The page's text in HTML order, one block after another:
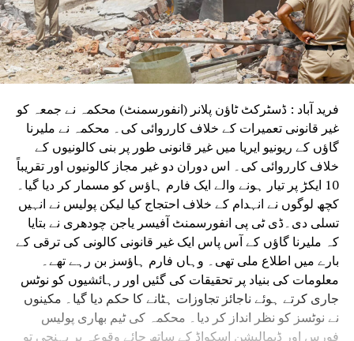
فرید آباد : ڈسٹرکٹ ٹاؤن پلانر (انفورسمنٹ) محکمہ نے جمعہ کو
غیر قانونی تعمیرات کے خلاف کارروائی کی۔ محکمہ نے ملیرنا
گاؤں کے ریونیو ایریا میں غیر قانونی طور پر بنی کالونیوں کے
خلاف کارروائی کی۔ اس دوران دو غیر مجاز کالونیوں اور تقریباً
10 ایکڑ پر تیار ہونے والے ایک فارم ہاؤس کو مسمار کر دیا گیا۔
کچھ لوگوں نے انہدام کے خلاف احتجاج کیا لیکن پولیس نے انہیں
تسلی دی۔ڈی ٹی پی انفورسمنٹ آفیسر یاجن چودھری نے بتایا
کہ ملیرنا گاؤں کے آس پاس ایک غیر قانونی کالونی کی ترقی کے
بارے میں اطلاع ملی تھی۔ وہاں فارم ہاؤسز بن رہے تھے۔
معلومات کی بنیاد پر تحقیقات کی گئیں اور رہائشیوں کو نوٹس
جاری کرتے ہوئے ناجائز تجاوزات ہٹانے کا حکم دیا گیا۔ مکینوں
نے نوٹسز کو نظر انداز کر دیا۔ محکمہ کی ٹیم بھاری پولیس
فورس اور ڈیمالیشن اسکواڈ کے ساتھ جائے وقوعہ پر پہنچی تو